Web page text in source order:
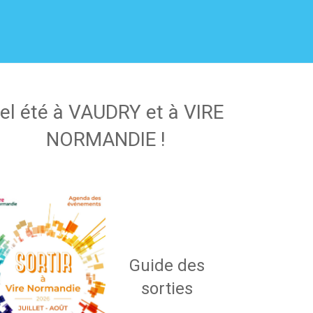
été à VAUDRY et à VIRE
NORMANDIE !
Guide des
sorties